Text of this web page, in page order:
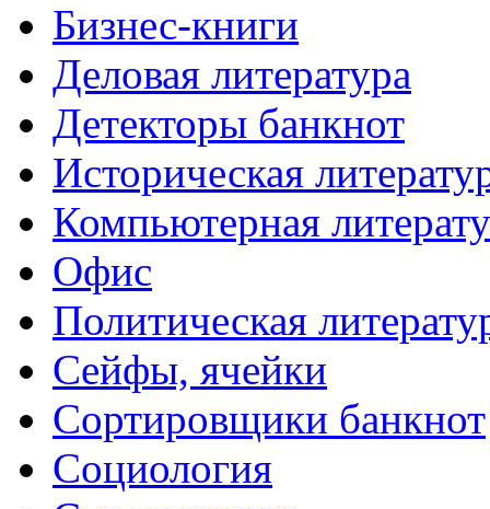
Бизнес-книги
Деловая литература
Детекторы банкнот
Историческая
Компьютерная
Офис
Политическая
Сейфы, ячейки
Сортировщики банкнот
Социология